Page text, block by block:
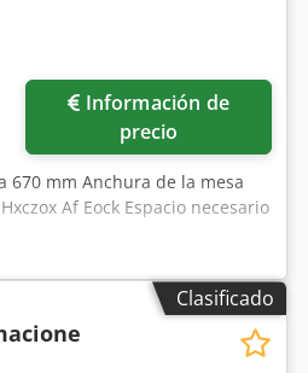
precio
670 mm Anchura de la mesa
Af Eock Espacio necesario
Clasificado